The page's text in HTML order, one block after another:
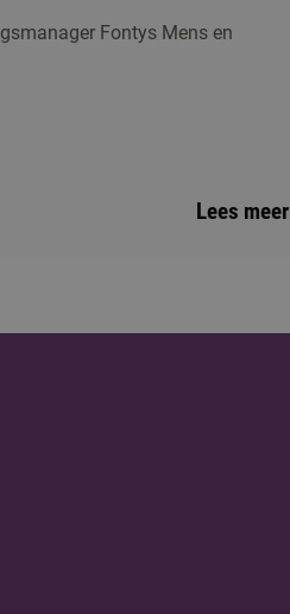
Fontys Mens en
Lees meer